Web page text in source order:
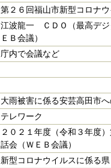
第２６回福山市新型コロナ
江波龍一 ＣＤＯ（最高デジ
ＥＢ会議）
庁内で会議など
大雨被害に係る安芸高田市
テレワーク
２０２１年度（令和３年度
話会（ＷＥＢ会議）
新型コロナウイルスに係る